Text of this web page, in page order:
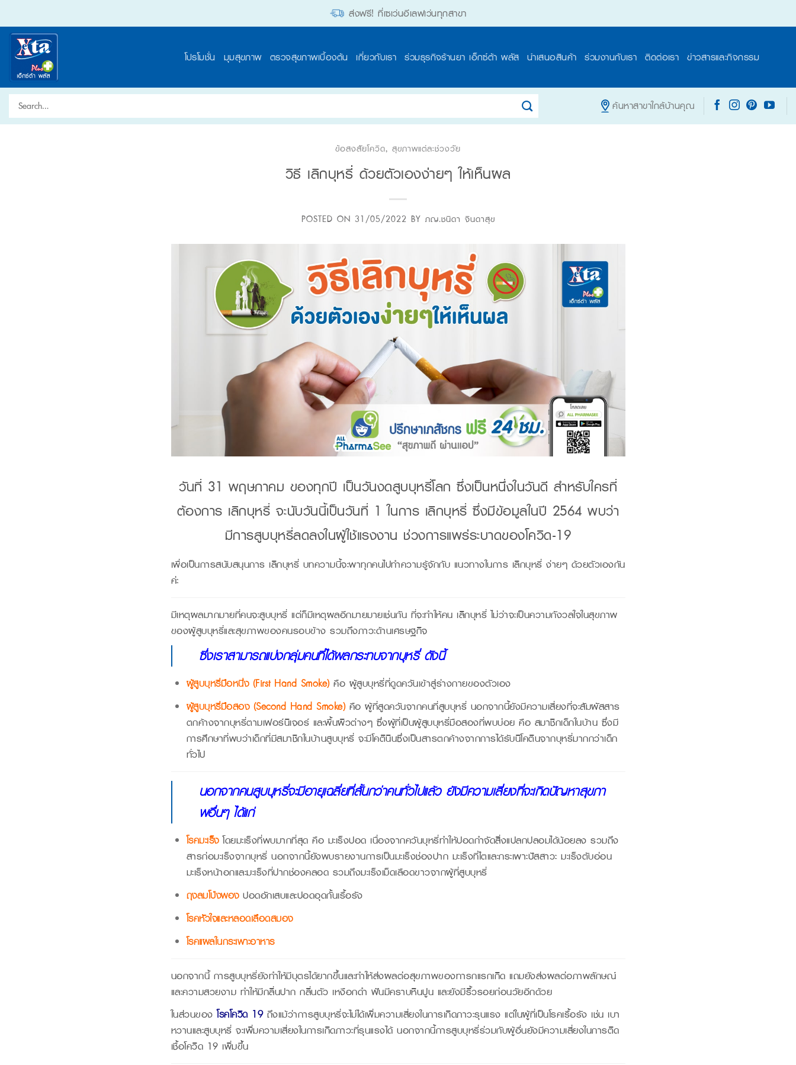
content
ส่งฟรี! ที่เซเว่นอีเลฟเว่นทุกสาขา
โปรโมชั่น มุมสุขภาพ ตรวจสุขภาพเบื้องต้น เกี่ยวกับเรา ร่วมธุรกิจร้านยา เอ็กซ์ต้า พลัส นำเสนอสินค้า ร่วมงานกับเรา ติดต่อเรา ข่าวสารและกิจกรรม
Search
for:
ค้นหาสาขาใกล้บ้านคุณ
ข้อสงสัยโควิด, สุขภาพแต่ละช่วงวัย
วิธี เลิกบุหรี่ ด้วยตัวเองง่ายๆ ให้เห็นผล
POSTED ON 31/05/2022 BY ภญ.ชนิดา จินดาสุข
วันที่ 31 พฤษภาคม ของทุกปี เป็นวันงดสูบบุหรี่โลก ซึ่งเป็นหนึ่งในวันดี สำหรับใครที่
ต้องการ เลิกบุหรี่ จะนับวันนี้เป็นวันที่ 1 ในการ เลิกบุหรี่ ซึ่งมีข้อมูลในปี 2564 พบว่า
มีการสูบบุหรี่ลดลงในผู้ใช้แรงงาน ช่วงการแพร่ระบาดของโควิด-19
เพื่อเป็นการสนับสนุนการ เลิกบุหรี่ บทความนี้จะพาทุกคนไปทำความรู้จักกับ แนวทางในการ เลิกบุหรี่ ง่ายๆ ด้วยตัวเองกัน
ค่ะ
มีเหตุผลมากมายที่คนจะสูบบุหรี่ แต่ก็มีเหตุผลอีกมายมายเช่นกัน ที่จะทำให้คน เลิกบุหรี่ ไม่ว่าจะเป็นความกังวลใจในสุขภาพ
ของผู้สูบบุหรี่และสุขภาพของคนรอบข้าง รวมถึงภาวะด้านเศรษฐกิจ
ซึ่งเราสามารถแบ่งกลุ่มคนที่ได้ผลกระทบจากบุหรี่ ดังนี้
ผู้สูบบุหรี่มือหนึ่ง (First Hand Smoke) คือ ผู้สูบบุหรี่ที่ดูดควันเข้าสู่ร่างกายของตัวเอง
ผู้สูบบุหรี่มือสอง (Second Hand Smoke) คือ ผู้ที่สูดควันจากคนที่สูบบุหรี่ นอกจากนี้ยังมีความเสี่ยงที่จะสัมผัสสาร
ตกค้างจากบุหรี่ตามเฟอร์นิเจอร์ และพื้นผิวต่างๆ ซึ่งผู้ที่เป็นผู้สูบบุหรี่มือสองที่พบบ่อย คือ สมาชิกเด็กในบ้าน ซึ่งมี
การศึกษาที่พบว่าเด็กที่มีสมาชิกในบ้านสูบบุหรี่ จะมีโคตินินซึ่งเป็นสารตกค้างจากการได้รับนิโคตินจากบุหรี่มากกว่าเด็ก
ทั่วไป
นอกจากคนสูบบุหรี่จะมีอายุเฉลี่ยที่สั้นกว่าคนทั่วไปแล้ว ยังมีความเสี่ยงที่จะเกิดปัญหาสุขภา
พอื่นๆ ได้แก่
โรคมะเร็งโดยมะเร็งที่พบมากที่สุด คือ มะเร็งปอด เนื่องจากควันบุหรี่ทำให้ปอดกำจัดสิ่งแปลกปลอมได้น้อยลง รวมถึง
สารก่อมะเร็งจากบุหรี่ นอกจากนี้ยังพบรายงานการเป็นมะเร็งช่องปาก มะเร็งที่ไตและกระเพาะปัสสาวะ มะเร็งตับอ่อน
มะเร็งหน้าอกและมะเร็งที่ปากช่องคลอด รวมถึงมะเร็งเม็ดเลือดขาวจากผู้ที่สูบบุหรี่
ถุงลมโป่งพอง ปอดอักเสบและปอดอุดกั้นเรื้อรัง
โรคหัวใจและหลอดเลือดสมอง
โรคแผลในกระเพาะอาหาร
นอกจากนี้ การสูบบุหรี่ยังทำให้มีบุตรได้ยากขึ้นและทำให้ส่งผลต่อสุขภาพของทารกแรกเกิด แถมยังส่งผลต่อภาพลักษณ์
และความสวยงาม ทำให้มีกลิ่นปาก กลิ่นตัว เหงือกดำ ฟันมีคราบหินปูน และยังมีริ้วรอยก่อนวัยอีกด้วย
ในส่วนของโรคโควิด 19 ถึงแม้ว่าการสูบบุหรี่จะไม่ได้เพิ่มความเสี่ยงในการเกิดภาวะรุนแรง แต่ในผู้ที่เป็นโรคเรื้อรัง เช่น เบา
หวานและสูบบุหรี่ จะเพิ่มความเสี่ยงในการเกิดภาวะที่รุนแรงได้ นอกจากนี้การสูบบุหรี่ร่วมกับผู้อื่นยังมีความเสี่ยงในการติด
เชื้อโควิด 19 เพิ่มขึ้น